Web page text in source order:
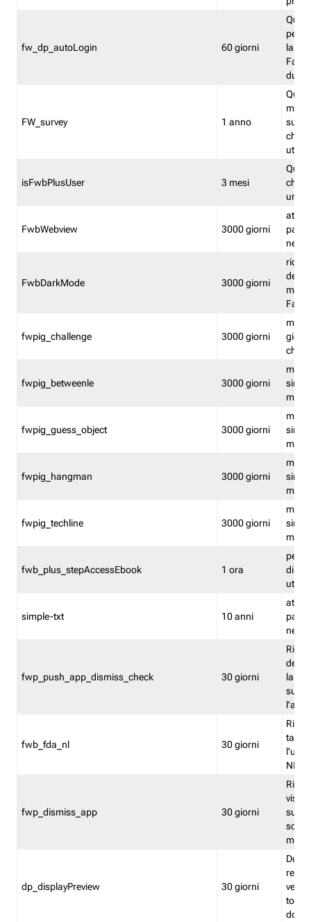
fw_dp_autoLogin 60 giorni
la
FW_survey 1 anno
utenti
isFwbPlusUser 3 mesi
che
una
FwbWebview 3000 giorni
attiva
FwbDarkMode 3000 giorni
fwpig_challenge 3000 giorni
fwpig_betweenle 3000 giorni
fwpig_guess_object 3000 giorni
fwpig_hangman 3000 giorni
fwpig_techline 3000 giorni
fwb_plus_stepAccessEbook 1 ora
di un
simple-txt 10 anni
attiva
fwp_push_app_dismiss_check 30 giorni
la
fwb_fda_nl 30 giorni
NL
fwp_dismiss_app 30 giorni
visto
dp_displayPreview 30 giorni
torna
dopo